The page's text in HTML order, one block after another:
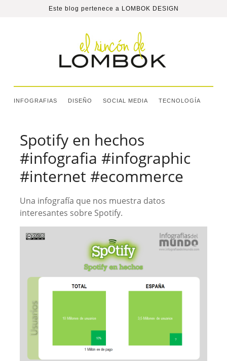
Este blog pertenece a LOMBOK DESIGN
INFOGRAFIAS DISEÑO SOCIAL MEDIA TECNOLOGÍA
Spotify en hechos
#infografia #infographic
#internet #ecommerce
Una infografía que nos muestra datos
interesantes sobre Spotify.